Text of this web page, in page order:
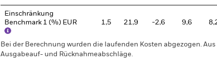
Einschränkung
Benchmark 1 (%) EUR
1,5 21,9 -2,6 9,6
Bei der Berechnung wurden die laufenden Kosten abgezogen.
Ausgabeauf- und Rücknahmeabschläge.